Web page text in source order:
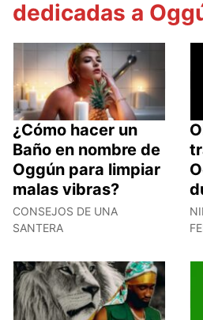
dedicadas a
¿Cómo hacer un
Baño en nombre de
Oggún para limpiar
malas vibras?
CONSEJOS DE UNA
SANTERA